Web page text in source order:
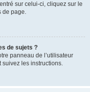
sur celui-ci, cliquez sur le
de page.
de sujets ?
panneau de l’utilisateur
suivez les instructions.